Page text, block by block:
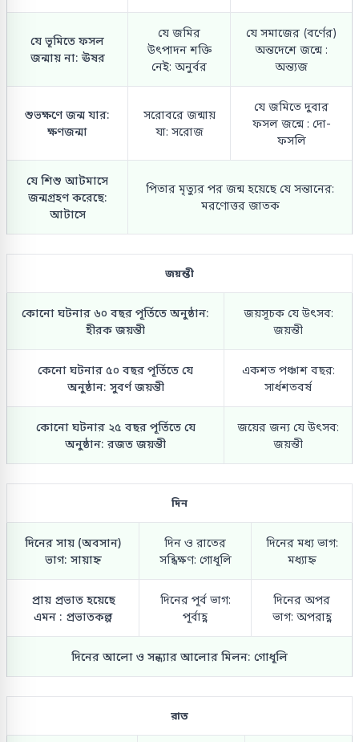
যে ভূমিতে ফসল
জন্মায় না: ঊষর
যে জমির
উৎপাদন শক্তি
নেই: অনুর্বর
যে সমাজের (বর্ণের)
অন্তদেশে জন্মে :
অন্ত্যজ
শুভক্ষণে জন্ম যার:
ক্ষণজন্মা
সরোবরে জন্মায়
যা: সরোজ
যে জমিতে দুবার
ফসল জন্মে : দো-
ফসলি
যে শিশু আটমাসে
জন্মগ্রহণ করেছে:
আটাসে
পিতার মৃত্যুর পর জন্ম হয়েছে যে সন্তানের:
মরণোত্তর জাতক
জয়ন্তী
কোনো ঘটনার ৬০ বছর পূর্তিতে অনুষ্ঠান:
হীরক জয়ন্তী
জয়সূচক যে উৎসব:
জয়ন্তী
কেনো ঘটনার ৫০ বছর পূর্তিতে যে
অনুষ্ঠান: সুবর্ণ জয়ন্তী
একশত পঞ্চাশ বছর:
সার্ধশতবর্ষ
কোনো ঘটনার ২৫ বছর পূর্তিতে যে
অনুষ্ঠান: রজত জয়ন্তী
জয়ের জন্য যে উৎসব:
জয়ন্তী
দিন
দিনের সায় (অবসান)
ভাগ: সায়াহ্ন
দিন ও রাতের
সন্ধিক্ষণ: গোধূলি
দিনের মধ্য ভাগ:
মধ্যাহ্ন
প্রায় প্রভাত হয়েছে
এমন : প্রভাতকল্প
দিনের পূর্ব ভাগ:
পূর্বাহ্ণ
দিনের অপর
ভাগ: অপরাহ্ণ
দিনের আলো ও সন্ধ্যার আলোর মিলন: গোধূলি
রাত